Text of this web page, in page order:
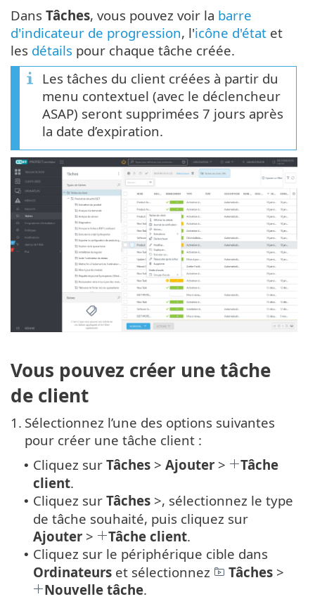
Dans Tâches, vous pouvez voir la barre
d'indicateur de progression, l'icône d'état et
les détails pour chaque tâche créée.
Les tâches du client créées à partir du
menu contextuel (avec le déclencheur
ASAP) seront supprimées 7 jours après
la date d’expiration.
Vous pouvez créer une tâche
de client
1. Sélectionnez l’une des options suivantes
pour créer une tâche client :
• Cliquez sur Tâches > Ajouter >
Tâche
client.
• Cliquez sur Tâches >, sélectionnez le type
de tâche souhaité, puis cliquez sur
Ajouter > Tâche client.
• Cliquez sur le périphérique cible dans
Ordinateurs et sélectionnez Tâches >
Nouvelle tâche.